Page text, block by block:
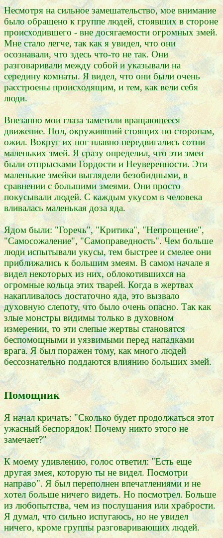
Несмотря на сильное замешательство, мое внимание
было обращено к группе людей, стоявших в стороне
происходившего - вне досягаемости огромных змей.
Мне стало легче, так как я увидел, что они
осознавали, что здесь что-то не так. Они
разговаривали между собой и указывали на
середину комнаты. Я видел, что они были очень
расстроены происходящим, и тем, как вели себя
люди.
Внезапно мои глаза заметили вращающееся
движение. Пол, окруживший стоящих по сторонам,
ожил. Вокруг их ног плавно передвигались сотни
маленьких змей. Я сразу определил, что эти змеи
были отпрысками Гордости и Неуверенности. Эти
маленькие змейки выглядели безобидными, в
сравнении с большими змеями. Они просто
покусывали людей. С каждым укусом в человека
вливалась маленькая доза яда.
Ядом были: "Горечь", "Критика", "Непрощение",
"Самосожаление", "Самоправедность". Чем больше
люди испытывали укусы, тем быстрее и смелее они
приближались к большим змеям. В самом начале я
видел некоторых из них, облокотившихся на
огромные кольца этих тварей. Когда в жертвах
накапливалось достаточно яда, это вызвало
духовную слепоту, что было очень опасно. Так как
злые монстры видимы только в духовном
измерении, то эти слепые жертвы становятся
беспомощными и уязвимыми перед нападками
врага. Я был поражен тому, как много людей
бессознательно поддаются влиянию больших змей.
Помощник
Я начал кричать: "Сколько будет продолжаться этот
ужасный беспорядок! Почему никто этого не
замечает?"
К моему удивлению, голос ответил: "Есть еще
другая змея, которую ты не видел. Посмотри
направо". Я был переполнен впечатлениями и не
хотел больше ничего видеть. Но посмотрел. Больше
из любопытства, чем из послушания или храбрости.
Я думал, что сильно испугаюсь, но не увидел
ничего, кроме группы разговаривающих людей.